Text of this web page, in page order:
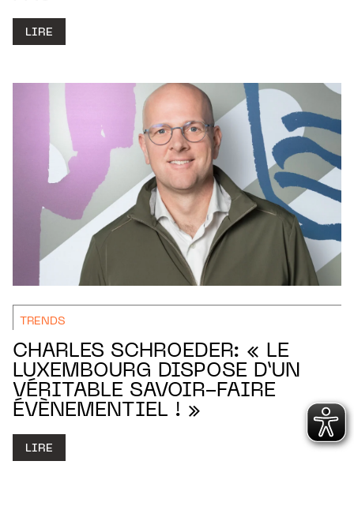
LIRE
TRENDS
CHARLES SCHROEDER: « LE
LUXEMBOURG DISPOSE D’UN
VÉRITABLE SAVOIR-FAIRE
ÉVÈNEMENTIEL ! »
LIRE